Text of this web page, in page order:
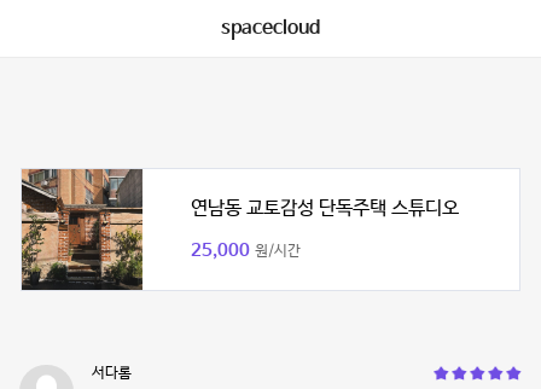
spacecloud
연남동 교토감성 단독주택 스튜디오
25,000 원/시간
서다롬